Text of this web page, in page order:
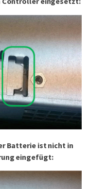
Batterie ist nicht in
eingefügt: